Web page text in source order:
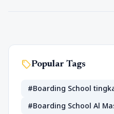
sellPopular Tags
#Boarding School
#Boarding School Al